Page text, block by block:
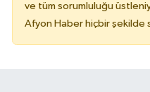
ve tüm sorumluluğu
Afyon Haber hiçbir şekilde